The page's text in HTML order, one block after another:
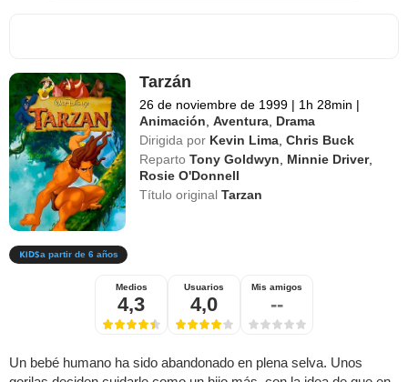
Tarzán
26 de noviembre de 1999 | 1h 28min |
Animación ,Aventura Drama
Dirigida por Kevin Lima ,Chris Buck
Reparto Tony Goldwyn Minnie Driver,
Rosie O'Donnell
Título originalTarzan
a partir de 6 años
Medios
4,3
Usuarios
4,0
Mis amigos
--
Un bebé humano ha sido abandonado en plena selva. Unos